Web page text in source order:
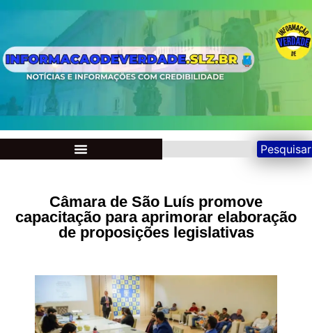
Pesquisar
Câmara de São Luís promove
capacitação para aprimorar elaboração
de proposições legislativas